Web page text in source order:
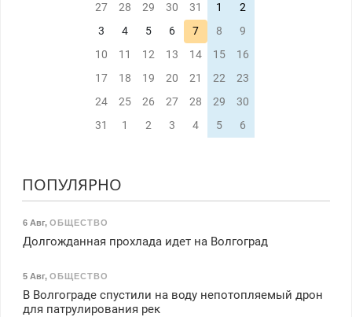
27
28 29 30 31 1
2
3
4 5 6 7 8
9
10
11 12 13 14 15
16
17
18 19 20 21 22
23
24
25 26 27 28 29
30
31
1 2 3 4 5 6
ПОПУЛЯРНО
6 Авг, ОБЩЕСТВО
Долгожданная прохлада идет на Волгоград
5 Авг, ОБЩЕСТВО
В Волгограде спустили на воду непотопляемый дрон
для патрулирования рек